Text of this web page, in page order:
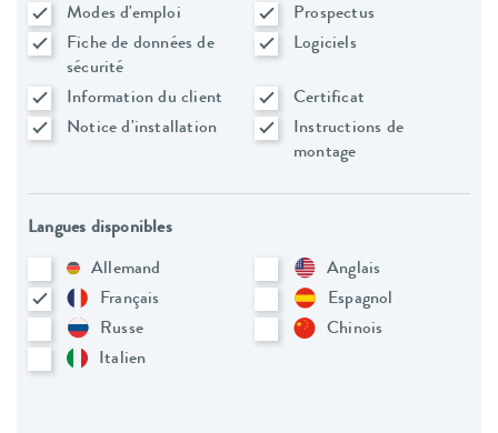
Modes d'emploi
Prospectus
Fiche de données de
sécurité
Logiciels
Information du client
Certificat
Notice d'installation
Instructions de
montage
Langues disponibles
Allemand
Anglais
Français
Espagnol
Russe
Chinois
Italien